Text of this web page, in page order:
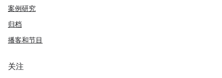
案例研究
归档
播客和节目
关注